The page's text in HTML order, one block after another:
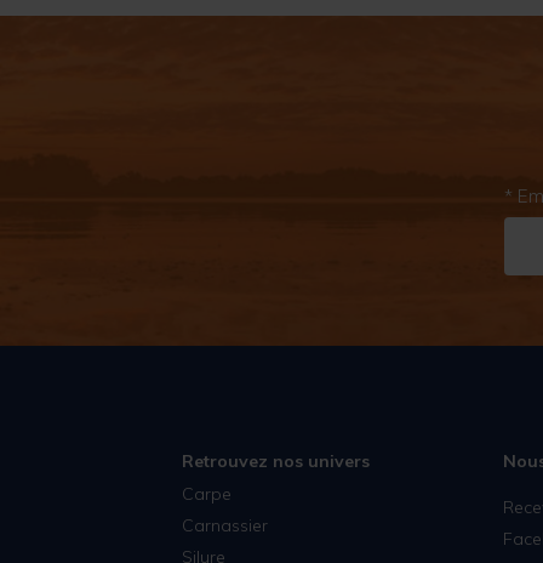
*
Retrouvez nos univers
Carpe
Carnassier
Silure